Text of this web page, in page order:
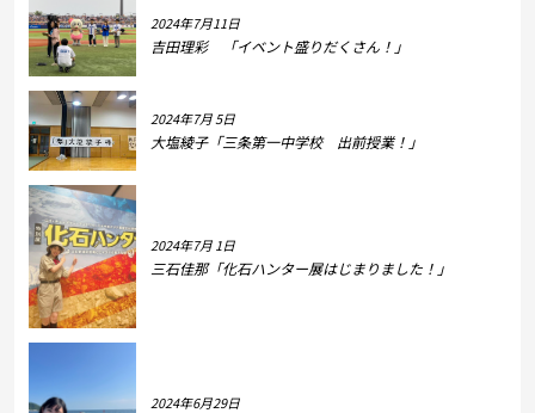
2024年7月11日
吉田理彩 「イベント盛りだくさん！」
2024年7月 5日
大塩綾子「三条第一中学校 出前授業！」
2024年7月 1日
三石佳那「化石ハンター展はじまりました！」
2024年6月29日